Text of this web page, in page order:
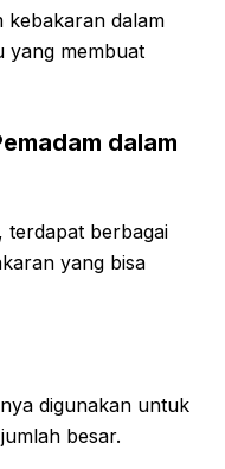
kebakaran dalam
yang membuat
dalam
terdapat berbagai
yang bisa
digunakan untuk
besar.